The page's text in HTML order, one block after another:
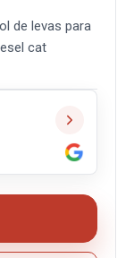
de levas para
cat